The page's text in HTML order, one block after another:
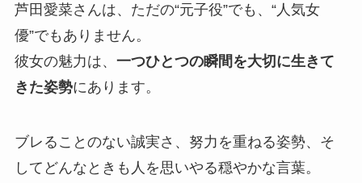
芦田愛菜さんは、ただの“元子役”でも、“人気女
優”でもありません。
彼女の魅力は、 一つひとつの瞬間を大切に生きて
きた姿勢にあります。
ブレることのない誠実さ、努力を重ねる姿勢、そ
してどんなときも人を思いやる穏やかな言葉。